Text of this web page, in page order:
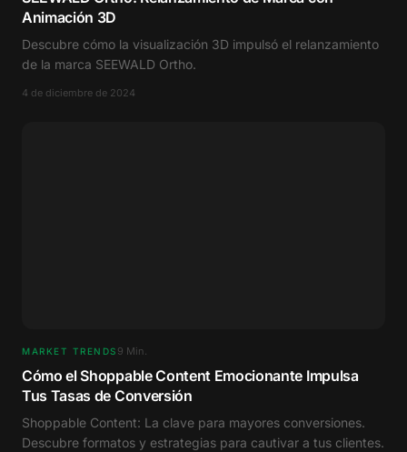
Animación 3D
Descubre cómo la visualización 3D impulsó el relanzamiento
de la marca SEEWALD Ortho.
4 de diciembre de 2024
MARKET TRENDS 9 Min.
Cómo el Shoppable Content Emocionante Impulsa
Tus Tasas de Conversión
Shoppable Content: La clave para mayores conversiones.
Descubre formatos y estrategias para cautivar a tus clientes.